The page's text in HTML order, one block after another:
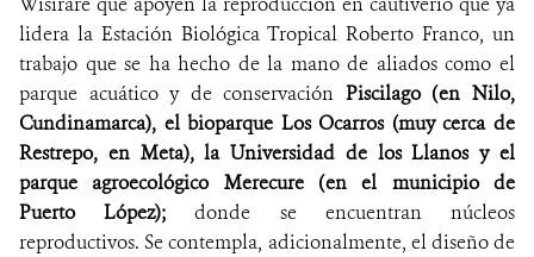
lidera la Estación Biológica Tropical Roberto Franco, un
trabajo que se ha hecho de la mano de aliados como el
parque acuático y de conservación Piscilago (en Nilo,
Cundinamarca), el bioparque Los Ocarros (muy cerca de
Restrepo, en Meta), la Universidad de los Llanos y el
parque agroecológico Merecure (en el municipio de
Puerto López);donde se encuentran núcleos
reproductivos. Se contempla, adicionalmente, el diseño de